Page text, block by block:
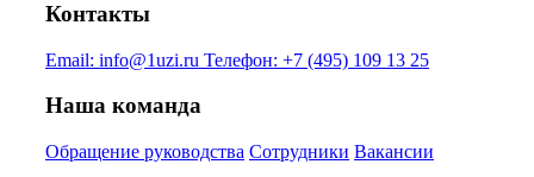
Контакты
Email: info@1uzi.ru Телефон: +7 (495) 109 13 25
Наша команда
Обращение руководства Сотрудники Вакансии